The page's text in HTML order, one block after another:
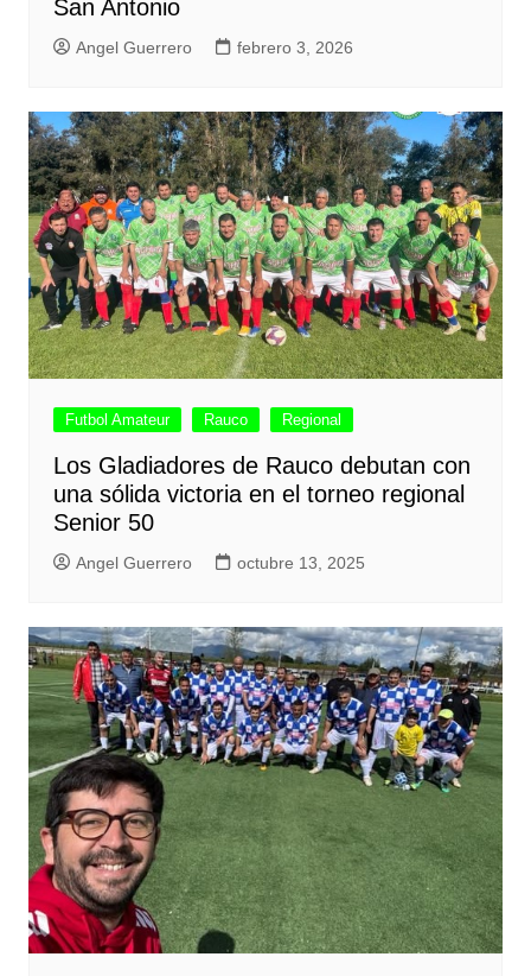
San Antonio
Angel Guerrero febrero 3, 2026
Futbol Amateur Rauco Regional
Los Gladiadores de Rauco debutan con
una sólida victoria en el torneo regional
Senior 50
Angel Guerrero octubre 13, 2025